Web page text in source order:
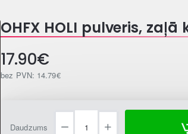
OHFX HOLI pulveris, zaļā
17.90€
bez PVN: 14.79€
Daudzums